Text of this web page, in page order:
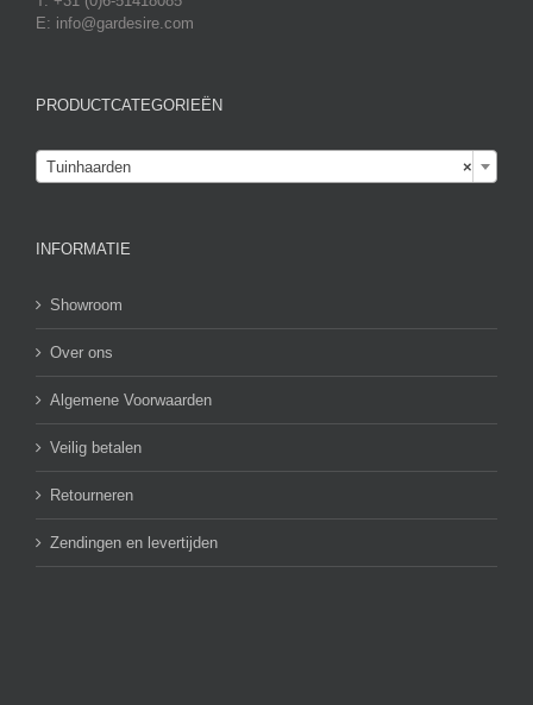
E: info@gardesire.com
PRODUCTCATEGORIEËN
×
Tuinhaarden
INFORMATIE
Showroom
Over ons
Algemene Voorwaarden
Veilig betalen
Retourneren
Zendingen en levertijden